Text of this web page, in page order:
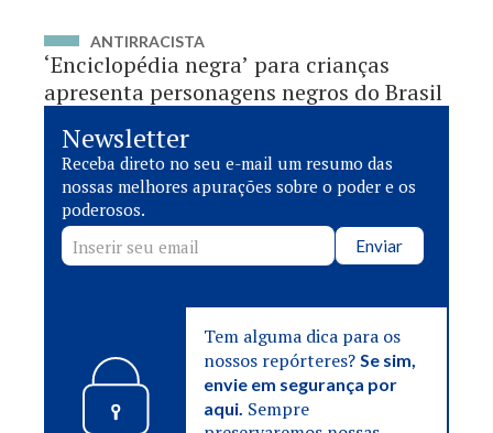
ANTIRRACISTA
‘Enciclopédia negra’ para crianças
apresenta personagens negros do Brasil
Newsletter
Receba direto no seu e-mail um resumo das
nossas melhores apurações sobre o poder e os
poderosos.
Enviar
Tem alguma dica para os
nossos repórteres?Se sim,
envie em segurança por
aqui. Sempre